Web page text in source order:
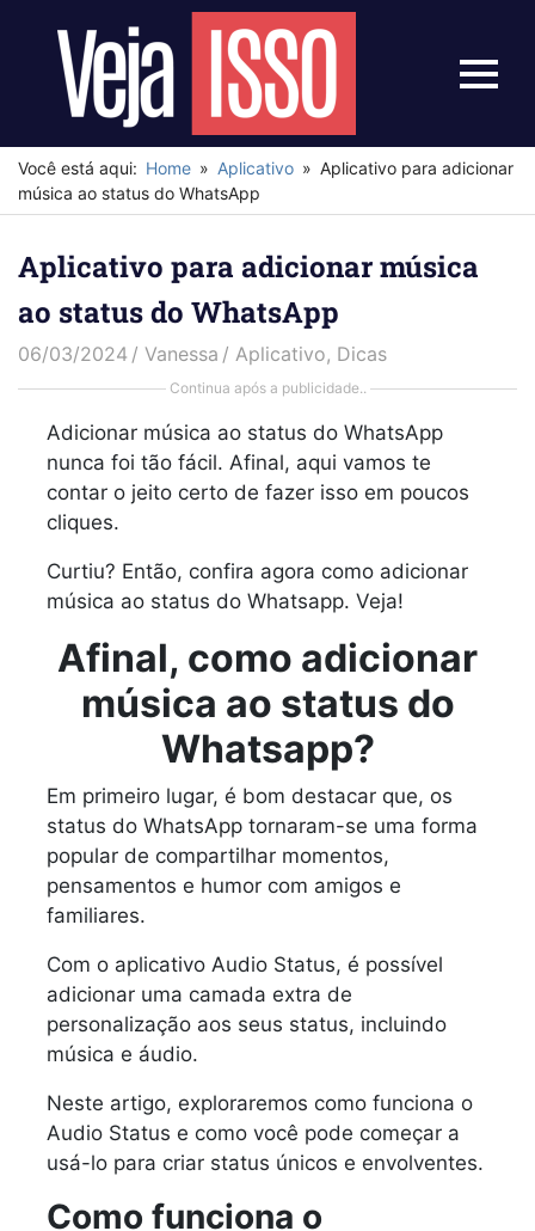
content
Veja
Isso
Menu
Você está aqui: Home Aplicativo
Aplicativo para adicionar
música ao status do WhatsApp
Aplicativo para adicionar música
ao status do WhatsApp
06/03/2024 Vanessa Aplicativo, Dicas
Continua após a publicidade..
Adicionar música ao status do WhatsApp
nunca foi tão fácil. Afinal, aqui vamos te
contar o jeito certo de fazer isso em poucos
cliques.
Curtiu? Então, confira agora como adicionar
música ao status do Whatsapp. Veja!
Afinal, como adicionar
música ao status do
Whatsapp?
Em primeiro lugar, é bom destacar que, os
status do WhatsApp tornaram-se uma forma
popular de compartilhar momentos,
pensamentos e humor com amigos e
familiares.
Com o aplicativo Audio Status, é possível
adicionar uma camada extra de
personalização aos seus status, incluindo
música e áudio.
Neste artigo, exploraremos como funciona o
Audio Status e como você pode começar a
usá-lo para criar status únicos e envolventes.
Como funciona o